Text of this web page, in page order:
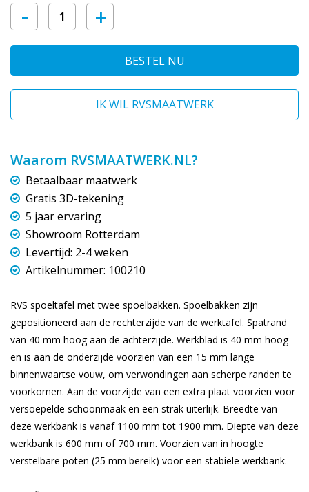
- +
BESTEL NU
IK WIL RVSMAATWERK
Waarom RVSMAATWERK.NL?
Betaalbaar maatwerk
Gratis 3D-tekening
5 jaar ervaring
Showroom Rotterdam
Levertijd: 2-4 weken
Artikelnummer: 100210
RVS spoeltafel met twee spoelbakken. Spoelbakken zijn
gepositioneerd aan de rechterzijde van de werktafel. Spatrand
van 40 mm hoog aan de achterzijde. Werkblad is 40 mm hoog
en is aan de onderzijde voorzien van een 15 mm lange
binnenwaartse vouw, om verwondingen aan scherpe randen te
voorkomen. Aan de voorzijde van een extra plaat voorzien voor
versoepelde schoonmaak en een strak uiterlijk. Breedte van
deze werkbank is vanaf 1100 mm tot 1900 mm. Diepte van deze
werkbank is 600 mm of 700 mm. Voorzien van in hoogte
verstelbare poten (25 mm bereik) voor een stabiele werkbank.